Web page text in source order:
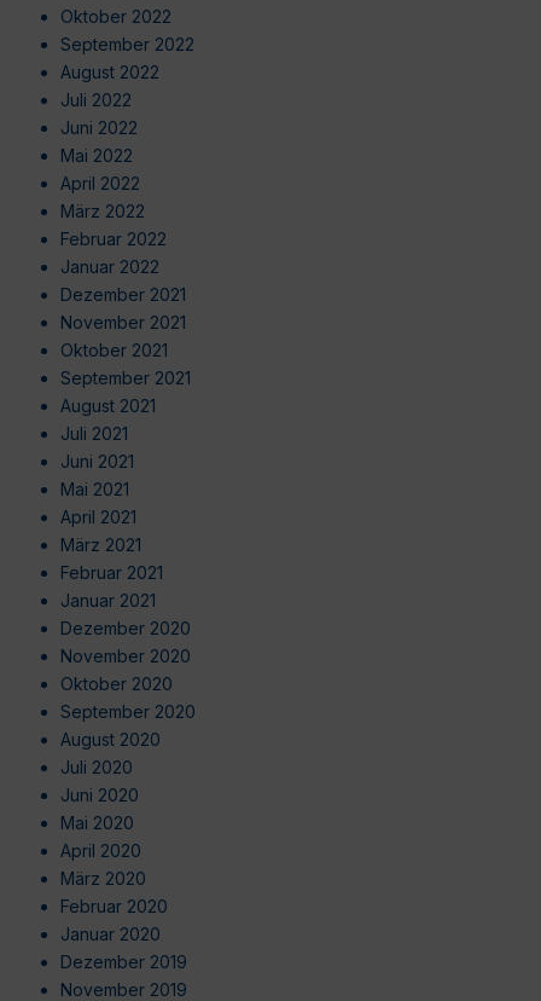
Oktober 2022
September 2022
August 2022
Juli 2022
Juni 2022
Mai 2022
April 2022
März 2022
Februar 2022
Januar 2022
Dezember 2021
November 2021
Oktober 2021
September 2021
August 2021
Juli 2021
Juni 2021
Mai 2021
April 2021
März 2021
Februar 2021
Januar 2021
Dezember 2020
November 2020
Oktober 2020
September 2020
August 2020
Juli 2020
Juni 2020
Mai 2020
April 2020
März 2020
Februar 2020
Januar 2020
Dezember 2019
November 2019